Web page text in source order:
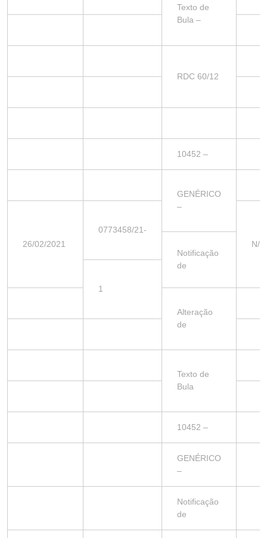
Texto de
Bula –
RDC 60/12
10452 –
GENÉRICO
–
26/02/2021
0773458/21-
N/A
Notificação
de
1
Alteração
de
Texto de
Bula
10452 –
GENÉRICO
–
Notificação
de